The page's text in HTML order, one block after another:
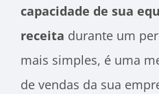
capacidade de sua
receita durante um
mais simples, é uma
de vendas da sua